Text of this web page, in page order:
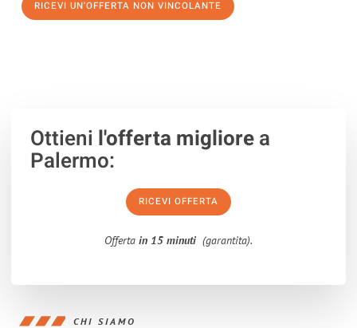
RICEVI UN'OFFERTA NON VINCOLANTE
Ottieni l'offerta migliorea
Palermo:
RICEVI OFFERTA
Offerta in 15 minuti (garantita).
CHI SIAMO